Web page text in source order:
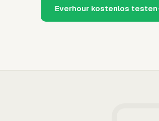
Everhour kostenlos testen